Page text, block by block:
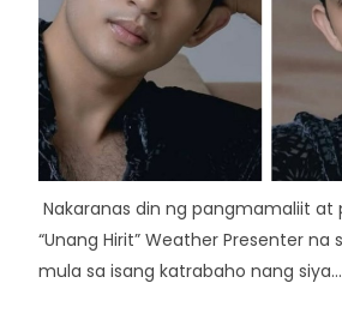
Nakaranas din ng pangmamaliit
“Unang Hirit” Weather Presenter na
mula sa isang katrabaho nang siya...